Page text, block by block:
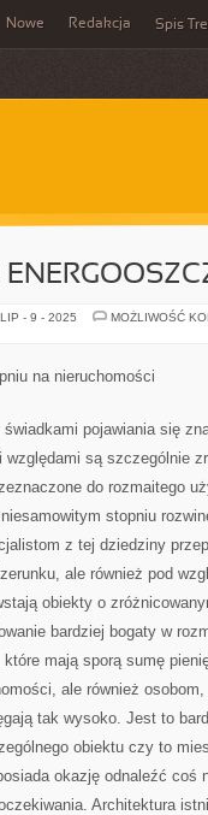
Nowe Redakcja Spis
- 9 - 2025
MOŻLIWOŚĆ
na nieruchomości
pojawiania się
są szczególnie
do rozmaitego
stopniu
z tej dziedziny
ale również pod
obiekty o
bardziej bogaty w
mają sporą sumę
ale również
tak wysoko. Jest to
obiektu czy to
okazję odnaleźć coś
Architektura